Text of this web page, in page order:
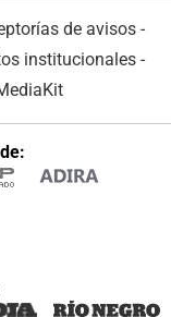
de avisos -
institucionales-